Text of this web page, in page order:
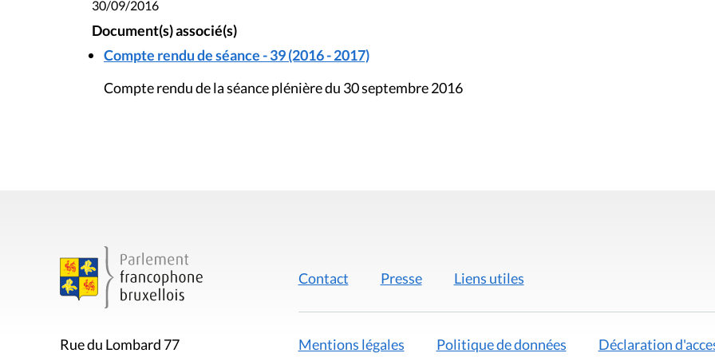
30/09/2016
Document(s) associé(s)
Compte rendu de séance - 39 (2016 - 2017)
Compte rendu de la séance plénière du 30 septembre 2016
Rue du Lombard 77
Contact Presse Liens utiles
Mentions légales Politique de données Déclaration